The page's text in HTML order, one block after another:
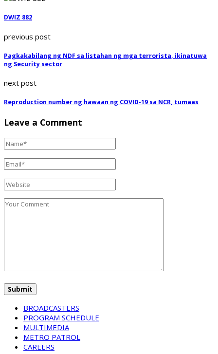
DWIZ 882
previous post
Pagkakabilang ng NDF sa listahan ng mga terrorista, ikinatuwa
ng Security sector
next post
Reproduction number ng hawaan ng COVID-19 sa NCR, tumaas
Leave a Comment
BROADCASTERS
PROGRAM SCHEDULE
MULTIMEDIA
METRO PATROL
CAREERS